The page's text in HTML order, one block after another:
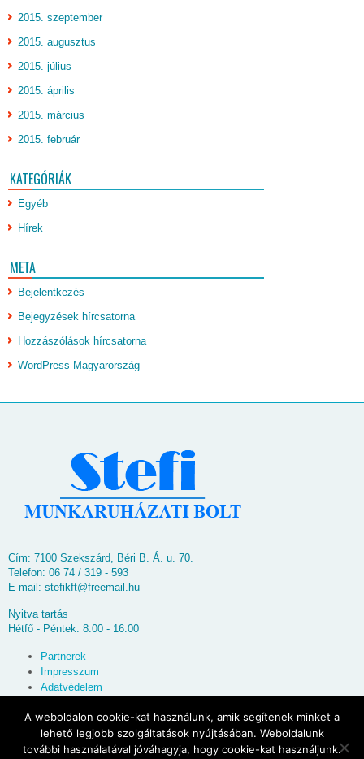
2015. szeptember
2015. augusztus
2015. július
2015. április
2015. március
2015. február
KATEGÓRIÁK
Egyéb
Hírek
META
Bejelentkezés
Bejegyzések hírcsatorna
Hozzászólások hírcsatorna
WordPress Magyarország
Cím: 7100 Szekszárd, Béri B. Á. u. 70.
Telefon: 06 74 / 319 - 593
E-mail: stefikft@freemail.hu
Nyitva tartás
Hétfő - Péntek: 8.00 - 16.00
Partnerek
Impresszum
Adatvédelem
© 2026Stefi Munkaruházati Bolt
A weboldalon cookie-kat használunk, amik segítenek minket a
lehető legjobb szolgáltatások nyújtásában. Weboldalunk
további használatával jóváhagyja, hogy cookie-kat használjunk.